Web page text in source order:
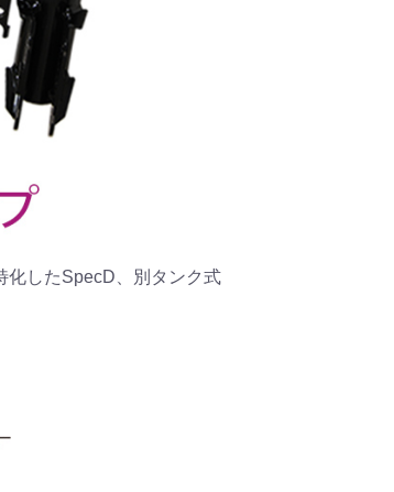
化したSpecD、別タンク式